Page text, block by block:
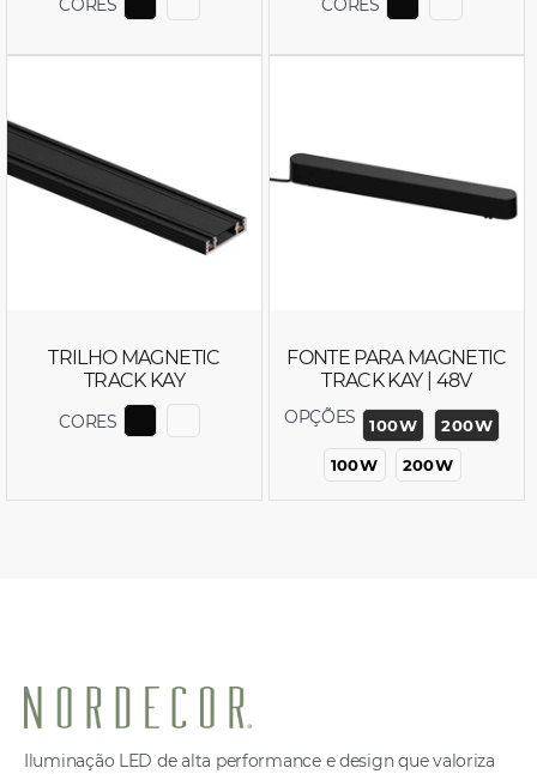
EXIBIR COR 6561
EXIBIR COR 6703 EXIBIR COR
TRILHO MAGNETIC
TRACK KAY
CORES EXIBIR COR 6564 - 6565
EXIBIR COR 6714 - 6715
FONTE PARA MAGNETIC
TRACK KAY | 48V
OPÇÕES 100W 200W
100W 200W
Iluminação LED de alta performance e design que valoriza